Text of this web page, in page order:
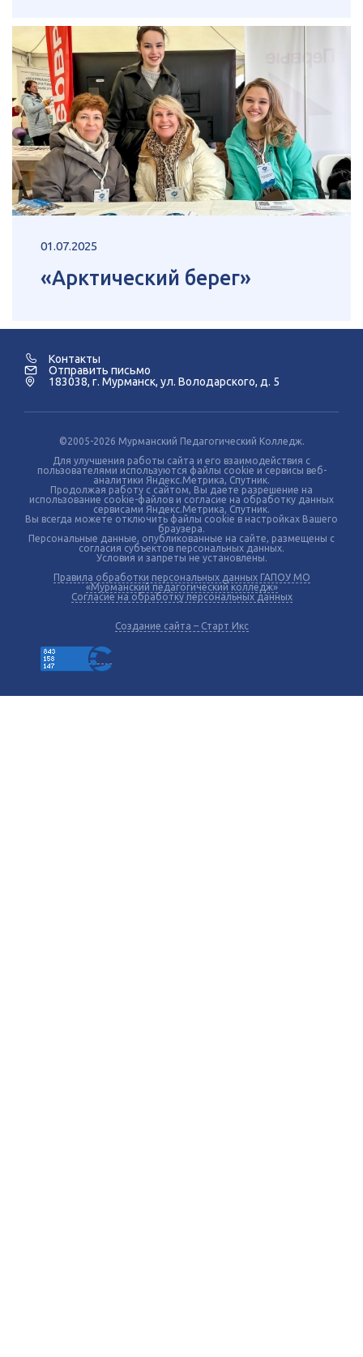
01.07.2025
«Арктический берег»
Контакты
Отправить письмо
183038, г. Мурманск, ул. Володарского, д. 5
©2005-2026 Мурманский Педагогический Колледж.
Для улучшения работы сайта и его взаимодействия с
пользователями используются файлы cookie и сервисы веб-
аналитики Яндекс.Метрика, Спутник.
Продолжая работу с сайтом, Вы даете разрешение на
использование cookie-файлов и согласие на обработку данных
сервисами Яндекс.Метрика, Спутник.
Вы всегда можете отключить файлы cookie в настройках Вашего
браузера.
Персональные данные, опубликованные на сайте, размещены с
согласия субъектов персональных данных.
Условия и запреты не установлены.
Правила обработки персональных данных ГАПОУ МО
«Мурманский педагогический колледж»
Согласие на обработку персональных данных
Создание сайта – Старт Икс